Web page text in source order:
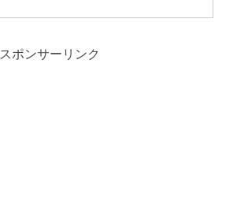
スポンサーリンク